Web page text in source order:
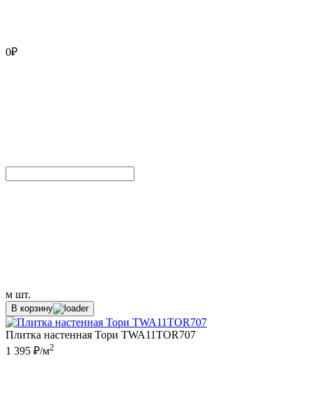
0₽
м шт.
В корзину
Плитка настенная Тори TWA11TOR707
1 395 ₽/м2